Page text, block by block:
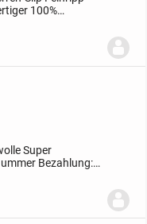
100%
Super
Bezahlung: